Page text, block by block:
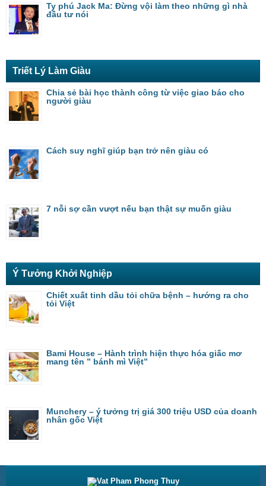
Ty phú Jack Ma: Đừng vội làm theo những gì nhà
đầu tư nói
Triết Lý Làm Giàu
Chia sẻ bài học thành công từ việc giao báo cho
người giàu
Cách suy nghĩ giúp bạn trở nên giàu có
7 nỗi sợ cần vượt nếu bạn thật sự muốn giàu
Ý Tưởng Khởi Nghiệp
Chiết xuất tinh dầu tỏi chữa bệnh – hướng ra cho
tỏi Việt
Bami House – Hành trình hiện thực hóa giấc mơ
mang tên ” bánh mì Việt”
Munchery – ý tưởng trị giá 300 triệu USD của doanh
nhân gốc Việt